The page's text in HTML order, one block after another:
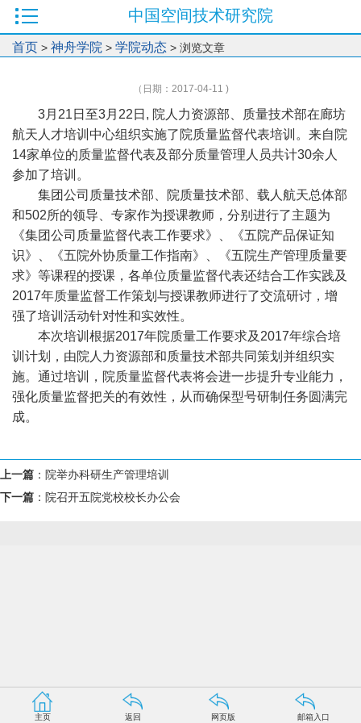
中国空间技术研究院
首页 > 神舟学院 > 学院动态 > 浏览文章
（日期：2017-04-11 )
3月21日至3月22日, 院人力资源部、质量技术部在廊坊
航天人才培训中心组织实施了院质量监督代表培训。来自院
14家单位的质量监督代表及部分质量管理人员共计30余人
参加了培训。
集团公司质量技术部、院质量技术部、载人航天总体部
和502所的领导、专家作为授课教师，分别进行了主题为
《集团公司质量监督代表工作要求》、《五院产品保证知
识》、《五院外协质量工作指南》、《五院生产管理质量要
求》等课程的授课，各单位质量监督代表还结合工作实践及
2017年质量监督工作策划与授课教师进行了交流研讨，增
强了培训活动针对性和实效性。
本次培训根据2017年院质量工作要求及2017年综合培
训计划，由院人力资源部和质量技术部共同策划并组织实
施。通过培训，院质量监督代表将会进一步提升专业能力，
强化质量监督把关的有效性，从而确保型号研制任务圆满完
成。
上一篇 ： 院举办科研生产管理培训
下一篇 ： 院召开五院党校校长办公会
主页 返回 网页版 邮箱入口